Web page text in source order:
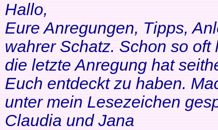
Hallo,
Eure Anregungen, Tipps,
wahrer Schatz. Schon so
die letzte Anregung hat
Euch entdeckt zu haben.
unter mein Lesezeichen
Claudia und Jana